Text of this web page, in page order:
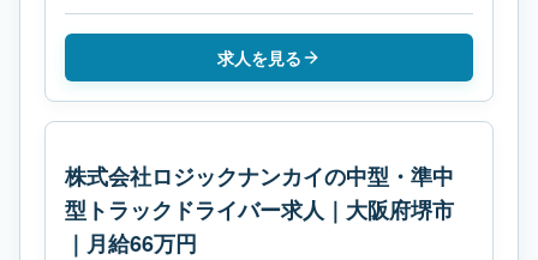
求人を見る
株式会社ロジックナンカイの中型・準中
型トラックドライバー求人｜大阪府堺市
｜月給66万円